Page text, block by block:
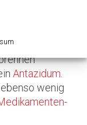
unter das
Mahlzeit
Antazidum
wenig
-